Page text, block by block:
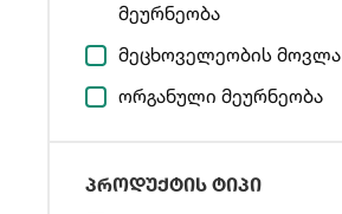
მეურნეობა
მეცხოველეობის მოვლა
ორგანული მეურნეობა
პროდუქტის ტიპი